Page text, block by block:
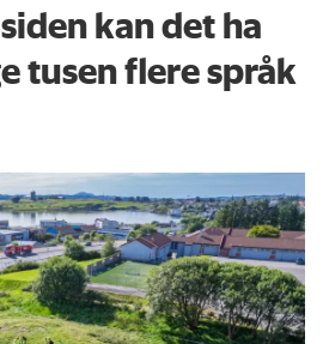
kan det ha
tusen flere språk